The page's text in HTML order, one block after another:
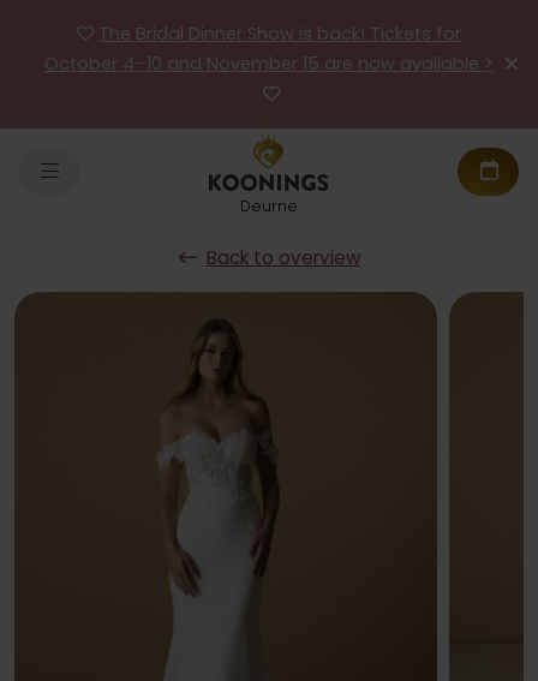
The Bridal Dinner Show is back! Tickets for
October 4–10 and November 15 are now available >
Deurne
Back to overview